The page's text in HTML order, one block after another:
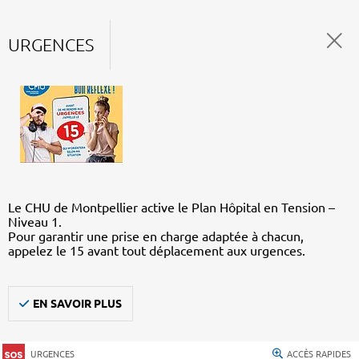
URGENCES
Le CHU de Montpellier active le Plan Hôpital en Tension –
Niveau 1.
Pour garantir une prise en charge adaptée à chacun,
appelez le 15 avant tout déplacement aux urgences.
EN SAVOIR PLUS
URGENCES ACCÈS RAPIDES